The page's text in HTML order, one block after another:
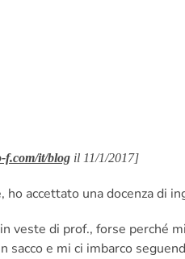
f.com/it/blogil 11/1/2017]
ho accettato una docenza di
veste di prof., forse perché
e mi ci imbarco